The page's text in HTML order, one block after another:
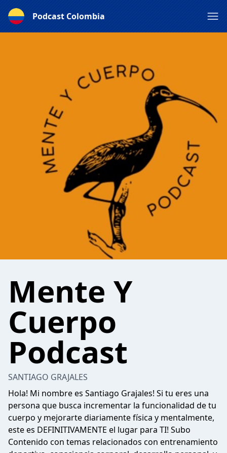
Podcast Colombia
Mente Y
Cuerpo
Podcast
SANTIAGO GRAJALES
Hola! Mi nombre es Santiago Grajales! Si tu eres una
persona que busca incrementar la funcionalidad de tu
cuerpo y mejorarte diariamente física y mentalmente,
este es DEFINITIVAMENTE el lugar para TI! Subo
Contenido con temas relacionados con entrenamiento